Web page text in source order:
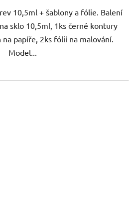
10,5ml + šablony a fólie. Balení
sklo 10,5ml, 1ks černé kontury
papíře, 2ks fólií na malování.
Model...